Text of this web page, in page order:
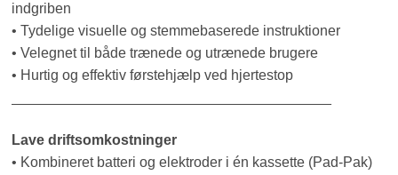
indgriben
• Tydelige visuelle og stemmebaserede instruktioner
• Velegnet til både trænede og utrænede brugere
• Hurtig og effektiv førstehjælp ved hjertestop
Lave driftsomkostninger
• Kombineret batteri og elektroder i én kassette (Pad-Pak)